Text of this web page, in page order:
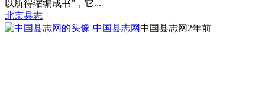
以所得缩编成书”，它...
北京县志
中国县志网 2年前